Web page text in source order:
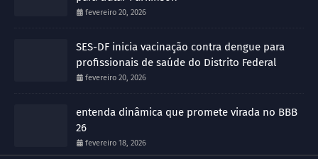
fevereiro 20, 2026
SES-DF inicia vacinação contra dengue para
profissionais de saúde do Distrito Federal
fevereiro 20, 2026
entenda dinâmica que promete virada no BBB
26
fevereiro 18, 2026